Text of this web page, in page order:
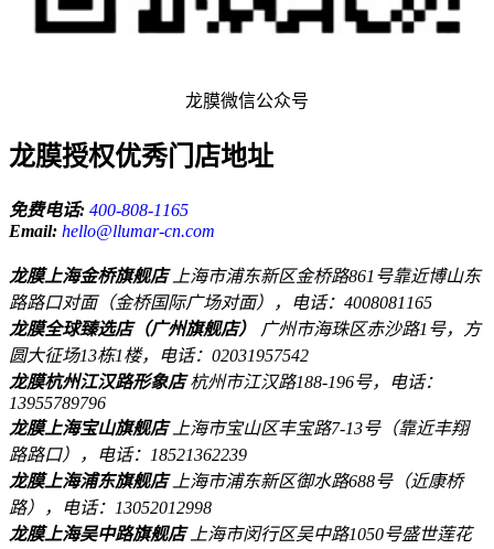
龙膜微信公众号
龙膜授权优秀门店地址
免费电话: 400-808-1165
Email: hello@llumar-cn.com
龙膜上海金桥旗舰店 上海市浦东新区金桥路861号靠近博山东
路路口对面（金桥国际广场对面），电话：4008081165
龙膜全球臻选店（广州旗舰店）
广州市海珠区赤沙路1号，方
圆大征场13栋1楼，电话：02031957542
龙膜杭州江汉路形象店杭州市江汉路188-196号，电话：
13955789796
龙膜上海宝山旗舰店 上海市宝山区丰宝路7-13号（靠近丰翔
路路口），电话：18521362239
龙膜上海浦东旗舰店 上海市浦东新区御水路688号（近康桥
路），电话：13052012998
龙膜上海吴中路旗舰店 上海市闵行区吴中路1050号盛世莲花